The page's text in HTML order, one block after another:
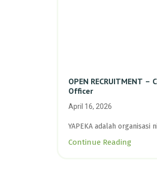
OPEN RECRUITMENT –
Officer
April 16, 2026
YAPEKA adalah organisasi
Continue Reading